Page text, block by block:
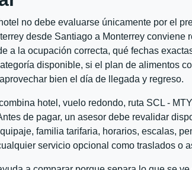
no debe evaluarse únicamente por el
desde Santiago a Monterrey conviene
a la ocupación correcta, qué fechas
disponible, si el plan de alimentos
bien el día de llegada y regreso.
hotel, vuelo redondo, ruta SCL -
de pagar, un asesor debe revalidar
familia tarifaria, horarios, escalas,
servicio opcional como traslados o